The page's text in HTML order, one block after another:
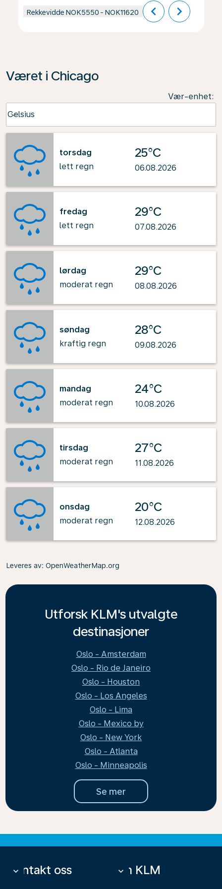
Rekkevidde NOK5550 - NOK11620 chevron_left chevron_right
Været i Chicago
Vær-enhet:
Celsius
keyboard_arrow_down
torsdag
lett regn
25°C
06.08.2026
fredag
lett regn
29°C
07.08.2026
lørdag
moderat regn
29°C
08.08.2026
søndag
kraftig regn
28°C
09.08.2026
mandag
moderat regn
24°C
10.08.2026
tirsdag
moderat regn
27°C
11.08.2026
onsdag
moderat regn
20°C
12.08.2026
Leveres av: OpenWeatherMap.org
Utforsk KLM's utvalgte
destinasjoner
Oslo - Amsterdam
Oslo - Rio de Janeiro
Oslo - Houston
Oslo - Los Angeles
Oslo - Lima
Oslo - Mexico by
Oslo - New York
Oslo - Atlanta
Oslo - Minneapolis
Se mer
Kontakt oss
keyboard_arrow_down Om KLM
keyboard_arrow_down